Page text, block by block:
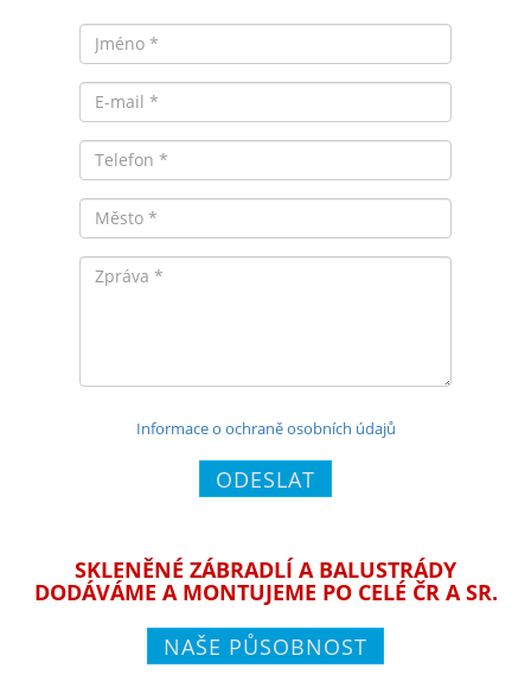
Informace o ochraně osobních údajů
ODESLAT
SKLENĚNÉ ZÁBRADLÍ A BALUSTRÁDY
DODÁVÁME A MONTUJEME PO CELÉ ČR A SR.
NAŠE PŮSOBNOST